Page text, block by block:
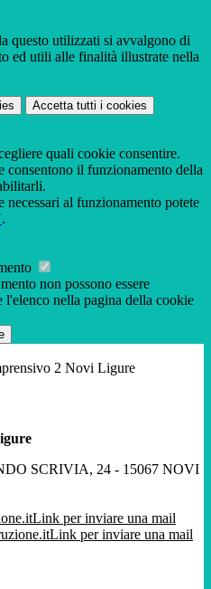
questo utilizzati si avvalgono di
ed utili alle finalità illustrate nella
Accetta tutti i cookies
quali cookie consentire.
consentono il funzionamento della
al funzionamento potete
.
non possono essere
nella pagina della cookie
2 Novi Ligure
SCRIVIA, 24 - 15067 NOVI
Link per inviare una mail
Link per inviare una mail